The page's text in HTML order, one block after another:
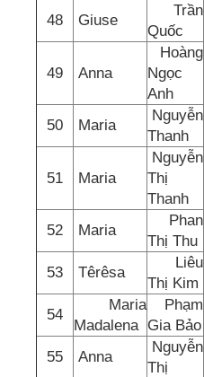
48 Giuse
Trần
Quốc
49 Anna
Hoàng
Ngọc
Anh
50 Maria
Nguyễn
Thanh
51 Maria
Nguyễn
Thị
Thanh
52 Maria
Phan
Thị Thu
53
Têrêsa
Liêu
Thị Kim
54
Maria
Madalena
Phạm
Gia Bảo
55 Anna
Nguyễn
Thị